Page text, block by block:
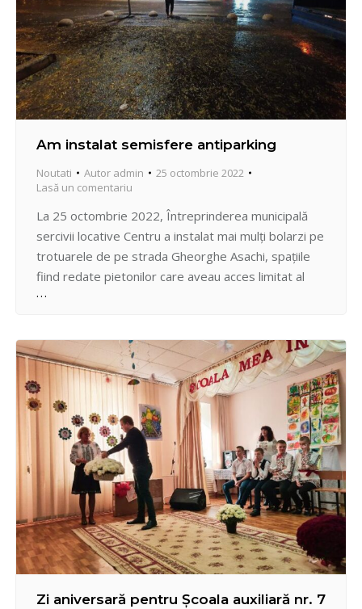
Am instalat semisfere antiparking
Noutati Autor admin
25 octombrie 2022
Lasă un comentariu
La 25 octombrie 2022, Întreprinderea municipală
sercivii locative Centru a instalat mai mulți bolarzi pe
trotuarele de pe strada Gheorghe Asachi, spațiile
fiind redate pietonilor care aveau acces limitat al
deplasărilor din cauza parcării abuzive a
conducătorii auto să nu parcheze ilegal.
Zi aniversară pentru Școala auxiliară nr. 7